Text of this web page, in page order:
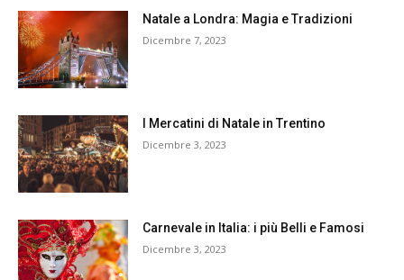
Natale a Londra: Magia e Tradizioni
Dicembre 7, 2023
I Mercatini di Natale in Trentino
Dicembre 3, 2023
Carnevale in Italia: i più Belli e Famosi
Dicembre 3, 2023